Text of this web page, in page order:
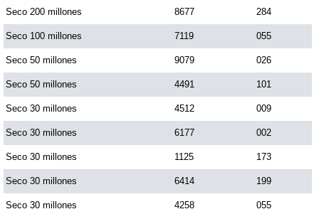
Seco 200 millones 8677 284
Seco 100 millones 7119 055
Seco 50 millones 9079 026
Seco 50 millones 4491 101
Seco 30 millones 4512 009
Seco 30 millones 6177 002
Seco 30 millones 1125 173
Seco 30 millones 6414 199
Seco 30 millones 4258 055